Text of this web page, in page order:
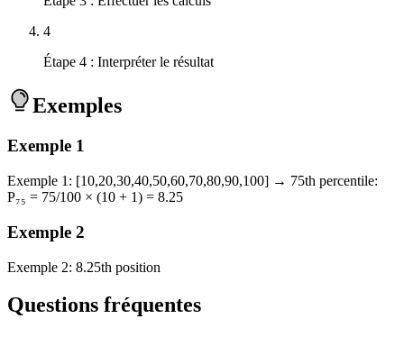
4
Étape 4 : Interpréter le résultat
Exemples
Exemple 1
Exemple 1: [10,20,30,40,50,60,70,80,90,100] → 75th percentile:
P₇₅ = 75/100 × (10 + 1) = 8.25
Exemple 2
Exemple 2: 8.25th position
Questions fréquentes